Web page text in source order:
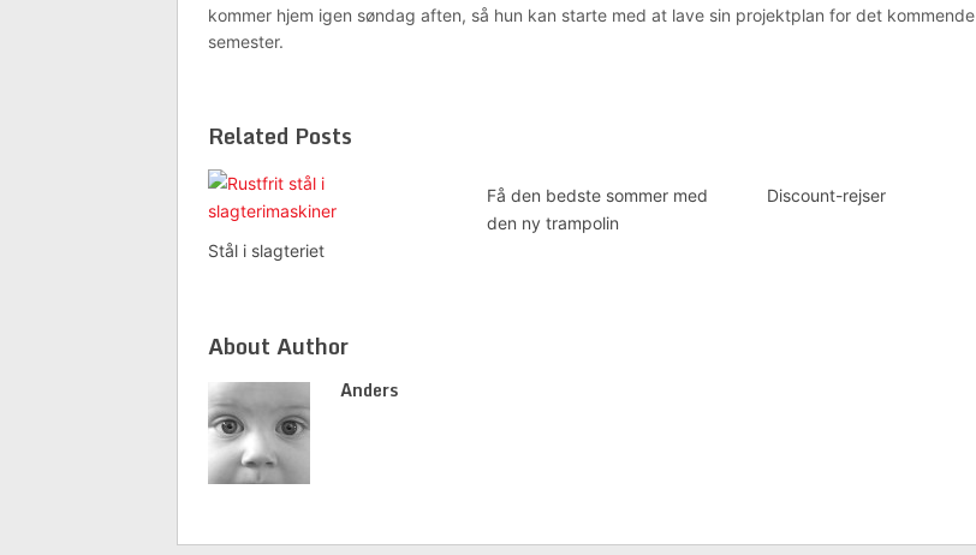
kommer hjem igen søndag aften, så hun kan starte med at lave sin projektplan for det kommende
semester.
Related Posts
Stål i slagteriet
Få den bedste sommer med
den ny trampolin
Discount-rejser
About Author
Anders